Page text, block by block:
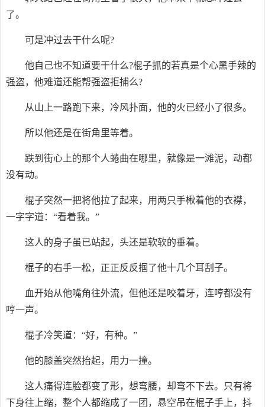
了。
可是冲过去干什么呢?
他自己也不知道要干什么?棍子抓的若真是个心黑手辣的
强盗，他难道还能帮强盗拒捕么?
从山上一路跑下来，冷风扑面，他的火已经小了很多。
所以他还是在街角里等着。
跌到街心上的那个人蜷曲在哪里，就像是一滩泥，动都
没有动。
棍子突然一把将他拉了起来，用两只手楸着他的衣襟，
一字字道：“看着我。”
这人的身子虽已站起，头还是软软的垂着。
棍子的右手一松，正正反反掴了他十几个耳刮子。
血开始从他嘴角往外流，但他还是咬着牙，连哼都没有
哼一声。
棍子冷笑道：“好，有种。”
他的膝盖突然抬起，用力一撞。
这人痛得连脸都变了形，想弯腰，却弯不下去。只有将
下身往上缩，整个人都缩成了一团，悬空吊在棍子手上，抖